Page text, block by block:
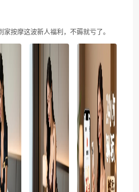
按摩这波新人福利，不薅就亏了。